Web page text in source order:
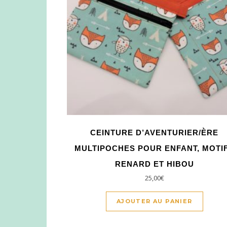
CEINTURE D’AVENTURIER/ÈRE
MULTIPOCHES POUR ENFANT,
RENARD ET HIBOU
25,00€
AJOUTER AU PANIER